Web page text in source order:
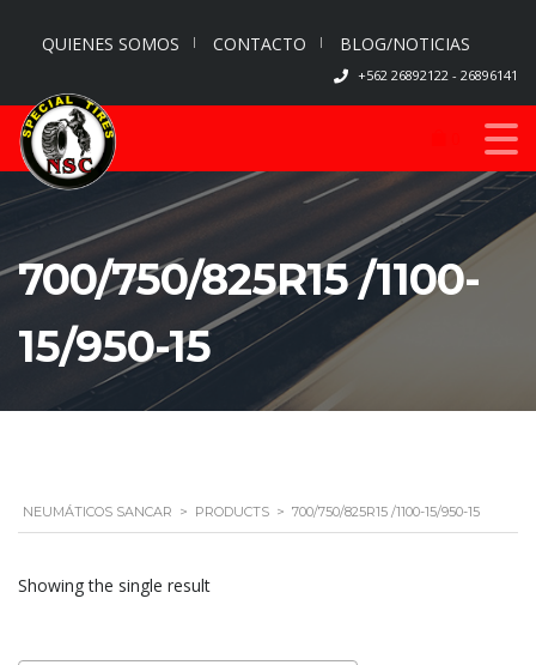
QUIENES SOMOS CONTACTO BLOG/NOTICIAS
+562 26892122 - 26896141
700/750/825R15 /1100-
15/950-15
NEUMÁTICOS SANCAR > PRODUCTS > 700/750/825R15 /1100-15/950-15
Showing the single result